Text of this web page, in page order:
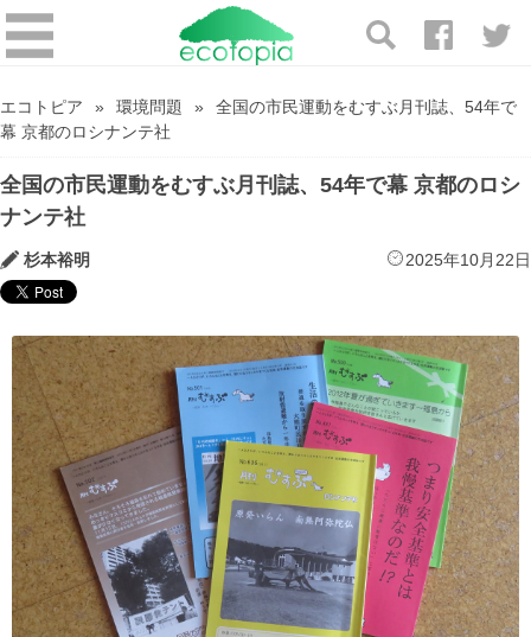
エコトピア 環境問題
全国の市民運動をむすぶ月刊誌、54年で
幕 京都のロシナンテ社
全国の市民運動をむすぶ月刊誌、54年で幕 京都のロシ
ナンテ社
杉本裕明 2025年10月22日